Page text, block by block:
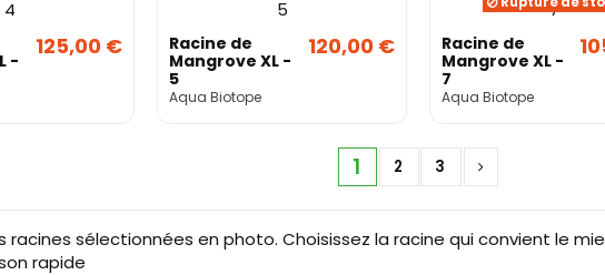
-
125,00 €
Racine de
Mangrove XL -
5
Aqua Biotope
120,00 €
Racine de
Mangrove XL -
7
Aqua Biotope
1 2 3
racines sélectionnées en photo. Choisissez la racine qui convient le
rapide